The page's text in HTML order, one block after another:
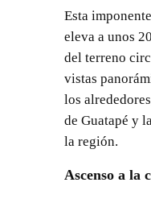
Esta
eleva a unos
del terreno
vistas
los
de Guatapé y
la región.
Ascenso a la